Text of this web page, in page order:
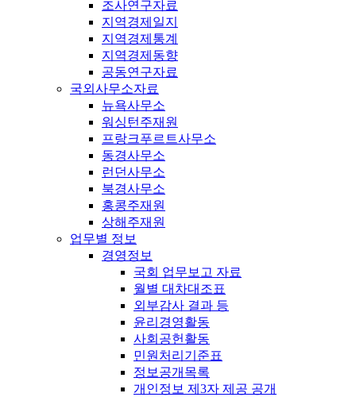
조사연구자료
지역경제일지
지역경제통계
지역경제동향
공동연구자료
국외사무소자료
뉴욕사무소
워싱턴주재원
프랑크푸르트사무소
동경사무소
런던사무소
북경사무소
홍콩주재원
상해주재원
업무별 정보
경영정보
국회 업무보고 자료
월별 대차대조표
외부감사 결과 등
윤리경영활동
사회공헌활동
민원처리기준표
정보공개목록
개인정보 제3자 제공 공개